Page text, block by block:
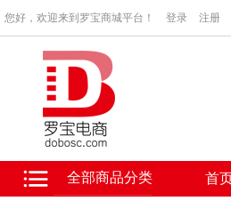
您好，欢迎来到罗宝商城平台！ 登录 注册
全部商品分类 首